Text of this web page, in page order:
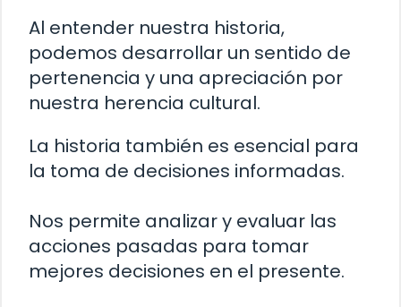
Al entender nuestra historia,
podemos desarrollar un sentido de
pertenencia y una apreciación por
nuestra herencia cultural.
La historia también es esencial para
la toma de decisiones informadas.
Nos permite analizar y evaluar las
acciones pasadas para tomar
mejores decisiones en el presente.